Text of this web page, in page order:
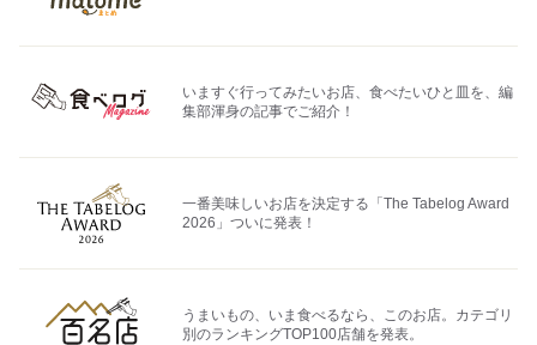
いますぐ行ってみたいお店、食べたいひと皿を、編
集部渾身の記事でご紹介！
一番美味しいお店を決定する「The Tabelog Award
2026」ついに発表！
うまいもの、いま食べるなら、このお店。カテゴリ
別のランキングTOP100店舗を発表。